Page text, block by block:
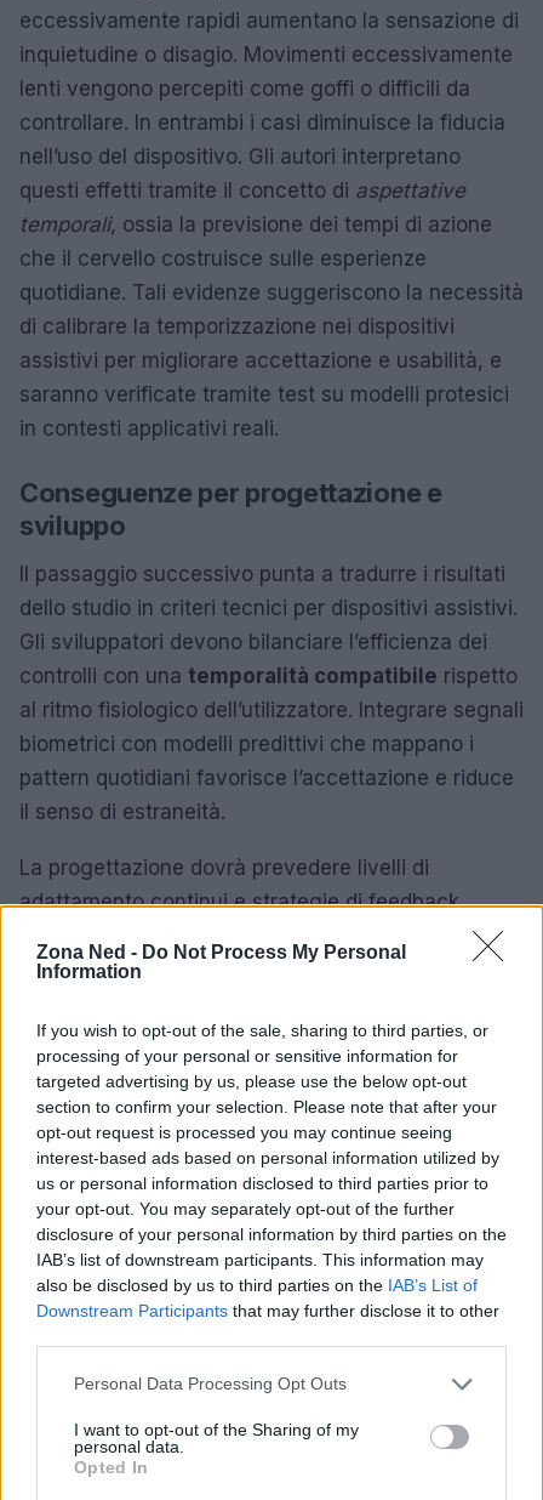
Zona Ned - Do Not Process My Personal
Information
If you wish to opt-out of the sale, sharing to third parties, or
processing of your personal or sensitive information for
targeted advertising by us, please use the below opt-out
section to confirm your selection. Please note that after your
opt-out request is processed you may continue seeing
interest-based ads based on personal information utilized by
us or personal information disclosed to third parties prior to
your opt-out. You may separately opt-out of the further
disclosure of your personal information by third parties on the
IAB’s list of downstream participants. This information may
also be disclosed by us to third parties on the IAB’s List of
Downstream Participants that may further disclose it to other
Please note that this website/app uses one or more Google
not limited to your visit or usage behaviour. You may click to
grant or deny consent to Google and its third-party tags to
use your data for below specified purposes in below Google
Personal Data Processing Opt Outs
I want to opt-out of the Sharing of my
personal data.
Opted In
eccessivamente rapidi aumentano la sensazione di
inquietudine o disagio. Movimenti eccessivamente
lenti vengono percepiti come goffi o difficili da
controllare. In entrambi i casi diminuisce la fiducia
nell’uso del dispositivo. Gli autori interpretano
questi effetti tramite il concetto di aspettative
temporali, ossia la previsione dei tempi di azione
che il cervello costruisce sulle esperienze
quotidiane. Tali evidenze suggeriscono la necessità
di calibrare la temporizzazione nei dispositivi
assistivi per migliorare accettazione e usabilità, e
saranno verificate tramite test su modelli protesici
in contesti applicativi reali.
Conseguenze per progettazione e
sviluppo
Il passaggio successivo punta a tradurre i risultati
dello studio in criteri tecnici per dispositivi assistivi.
Gli sviluppatori devono bilanciare l’efficienza dei
controlli con una temporalità compatibile rispetto
al ritmo fisiologico dell’utilizzatore. Integrare segnali
biometrici con modelli predittivi che mappano i
pattern quotidiani favorisce l’accettazione e riduce
il senso di estraneità.
La progettazione dovrà prevedere livelli di
adattamento continui e strategie di feedback
trasparente per aumentare il senso di controllo e
appartenenza al corpo. Inoltre, l’architettura
personalizzazione dei parametri temporali e per la
validazione in condizioni ecologiche.
I protocolli di valutazione richiesti comprenderanno
test su modelli protesici in contesti applicativi reali
e misurazioni oggettive dell’usabilità. In prospettiva,
saranno necessarie sperimentazioni cliniche e studi
di campo per confermare l’efficacia delle soluzioni
e definire standard operativi condivisi per robot
Uso della realtà virtuale come banco di
prova
La realtà virtuale viene impiegata come banco di